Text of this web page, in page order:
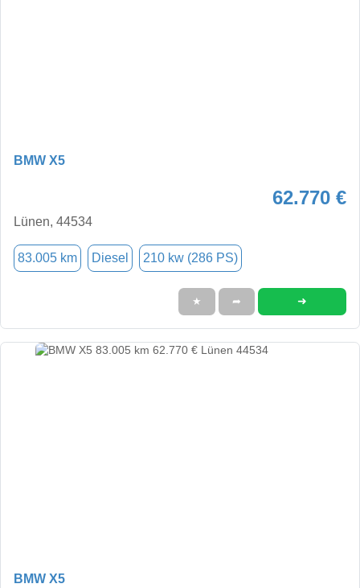
BMW X5
62.770 €
Lünen, 44534
83.005 km Diesel 210 kw (286 PS)
★ ➦ ➜
BMW X5